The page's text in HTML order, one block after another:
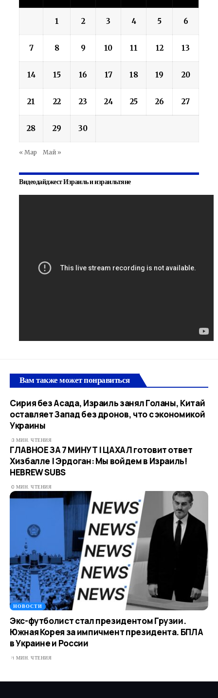
1 2 3 4 5 6
7 8 9 10 11 12 13
14 15 16 17 18 19 20
21 22 23 24 25 26 27
28 29 30
« Мар Май »
Видеодайджест Израиль и израильтяне
Вам также может понравиться
Сирия без Асада, Израиль занял Голаны, Китай
оставляет Запад без дронов, что с экономикой
Украины
3 МИН. ЧТЕНИЯ
ГЛАВНОЕ ЗА 7 МИНУТ | ЦАХАЛ готовит ответ
Хизбалле | Эрдоган: Мы войдем в Израиль!
HEBREW SUBS
0 МИН. ЧТЕНИЯ
НОВОСТИ
Экс-футболист стал президентом Грузии.
Южная Корея за импичмент президента. БПЛА
в Украине и России
1 МИН. ЧТЕНИЯ